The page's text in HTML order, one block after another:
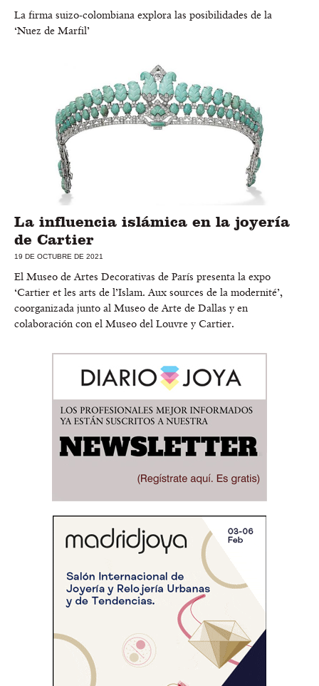
La firma suizo-colombiana explora las posibilidades de la
‘Nuez de Marfil’
La influencia islámica en la joyería
de Cartier
19 DE OCTUBRE DE 2021
El Museo de Artes Decorativas de París presenta la expo
‘Cartier et les arts de l’Islam. Aux sources de la modernité’,
coorganizada junto al Museo de Arte de Dallas y en
colaboración con el Museo del Louvre y Cartier.